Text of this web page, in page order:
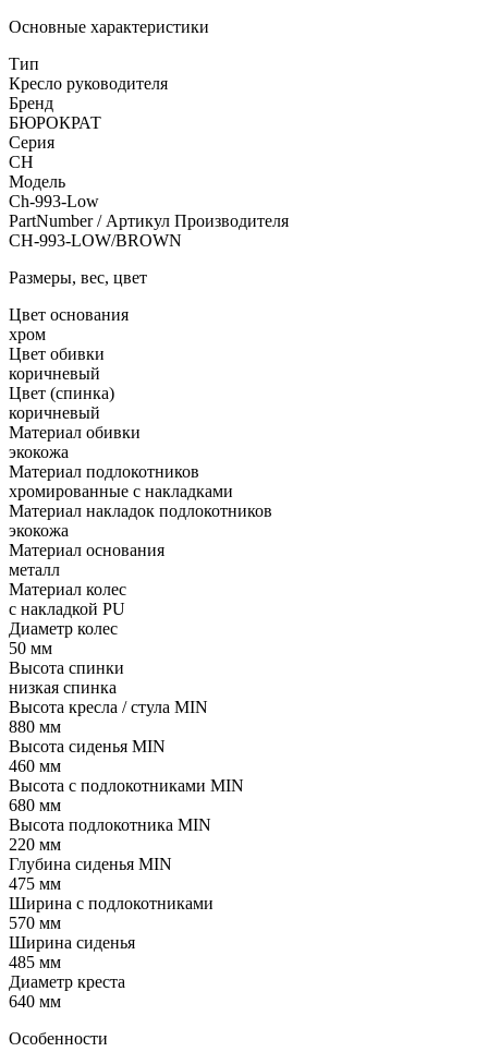
Основные характеристики
Тип
Кресло руководителя
Бренд
БЮРОКРАТ
Серия
CH
Модель
Ch-993-Low
PartNumber / Артикул Производителя
CH-993-LOW/BROWN
Размеры, вес, цвет
Цвет основания
хром
Цвет обивки
коричневый
Цвет (спинка)
коричневый
Материал обивки
экокожа
Материал подлокотников
хромированные с накладками
Материал накладок подлокотников
экокожа
Материал основания
металл
Материал колес
с накладкой PU
Диаметр колес
50 мм
Высота спинки
низкая спинка
Высота кресла / стула MIN
880 мм
Высота сиденья MIN
460 мм
Высота с подлокотниками MIN
680 мм
Высота подлокотника MIN
220 мм
Глубина сиденья MIN
475 мм
Ширина с подлокотниками
570 мм
Ширина сиденья
485 мм
Диаметр креста
640 мм
Особенности